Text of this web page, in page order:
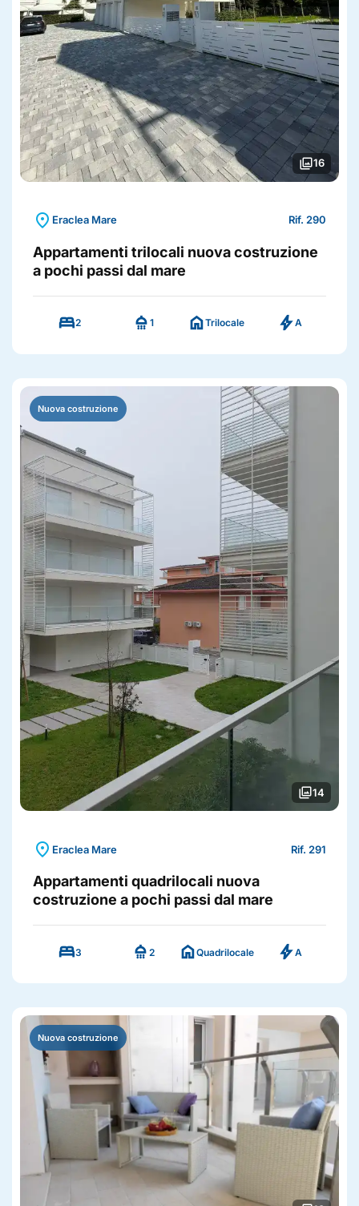
photo_library16
location_on Eraclea Mare Rif. 290
Appartamenti trilocali nuova costruzione
a pochi passi dal mare
bed2 shower 1 homeTrilocale boltA
Nuova costruzione
photo_library14
location_on Eraclea Mare Rif. 291
Appartamenti quadrilocali nuova
costruzione a pochi passi dal mare
bed3 shower 2 homeQuadrilocale boltA
Nuova costruzione